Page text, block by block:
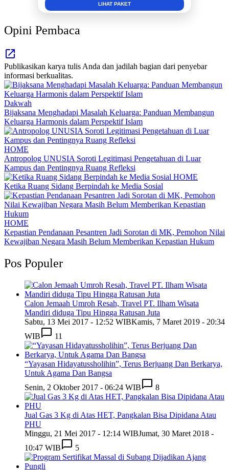
INFO SELENGKAPNYA
Opini Pembaca
Publikasikan karya tulis Anda dan jadilah bagian dari penyebar
informasi berkualitas.
Dakwah
Bijaksana Menghadapi Masalah Keluarga: Panduan Membangun
Keluarga Harmonis dalam Perspektif Islam
HOME
Antropolog UNUSIA Soroti Legitimasi Pengetahuan di Luar
Kampus dan Pentingnya Ruang Refleksi
HOME
Ketika Ruang Sidang Berpindah ke Media Sosial
HOME
Kepastian Pendanaan Pesantren Jadi Sorotan di MK, Pemohon Nilai
Kewajiban Negara Masih Belum Memberikan Kepastian Hukum
Pos Populer
Calon Jemaah Umroh Resah, Travel PT. Ilham Wisata
Mandiri diduga Tipu Hingga Ratusan Juta
Sabtu, 13 Mei 2017 - 12:52 WIBKamis, 7 Maret 2019 - 20:34
WIB
11
“Yayasan Hidayatussholihin”, Terus Berjuang Dan Berkarya,
Untuk Agama Dan Bangsa
Senin, 2 Oktober 2017 - 06:24 WIB
8
Jual Gas 3 Kg di Atas HET, Pangkalan Bisa Dipidana Atau
PHU
Minggu, 21 Mei 2017 - 12:14 WIBJumat, 30 Maret 2018 -
10:47 WIB
5